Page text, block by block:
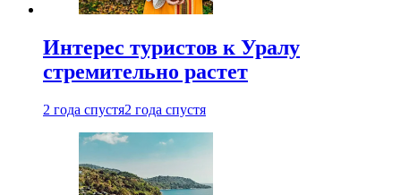
Интерес туристов к Уралу
стремительно растет
2 года спустя2 года спустя